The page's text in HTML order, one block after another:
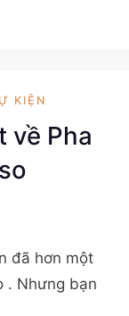
KIỆN
về Pha
đã hơn một
. Nhưng bạn